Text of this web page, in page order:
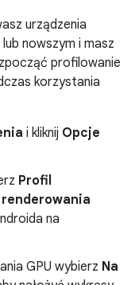
urządzenia
nowszym i masz
profilowanie
korzystania
i kliknij Opcje
Profil
na
GPU wybierz Na